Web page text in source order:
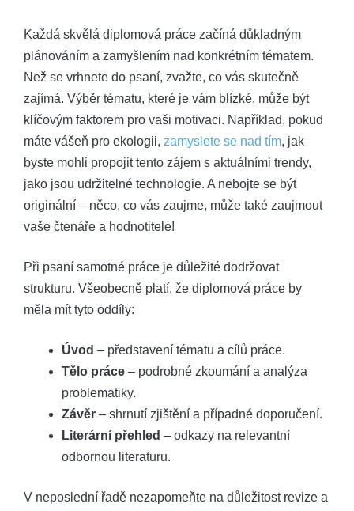
Každá skvělá diplomová práce začíná důkladným
plánováním a zamyšlením nad konkrétním tématem.
Než se vrhnete do psaní, zvažte, co vás skutečně
zajímá. Výběr tématu, které je vám blízké, může být
klíčovým faktorem pro vaši motivaci. Například, pokud
máte vášeň pro ekologii, zamyslete se nad tím, jak
byste mohli propojit tento zájem s aktuálními trendy,
jako jsou udržitelné technologie. A nebojte se být
originální – něco, co vás zaujme, může také zaujmout
vaše čtenáře a hodnotitele!
Při psaní samotné práce je důležité dodržovat
strukturu. Všeobecně platí, že diplomová práce by
měla mít tyto oddíly:
Úvod – představení tématu a cílů práce.
Tělo práce – podrobné zkoumání a analýza
problematiky.
Závěr – shrnutí zjištění a případné doporučení.
Literární přehled – odkazy na relevantní
odbornou literaturu.
V neposlední řadě nezapomeňte na důležitost revize a